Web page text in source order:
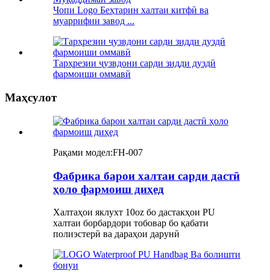
Чопи Logo Беҳтарин халтаи китфӣ ва
муаррифии завод ...
Тарҳрезии ҷузвдони сарди зидди дуздӣ
фармоиши оммавӣ
Маҳсулот
Рақами модел:FH-007
Фабрика барои халтаи сарди дастӣ
ҳоло фармоиш диҳед
Халтаҳои яклухт 10oz бо дастакҳои PU
халтаи борбардори тобовар бо қабати
полиэстерӣ ва дараҳои дарунӣ